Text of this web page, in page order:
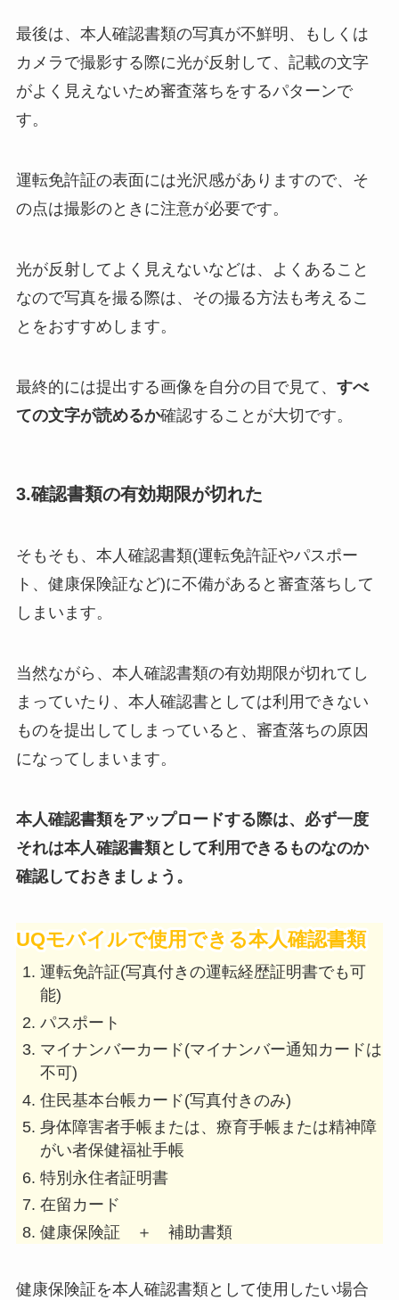
最後は、本人確認書類の写真が不鮮明、もしくは
カメラで撮影する際に光が反射して、記載の文字
がよく見えないため審査落ちをするパターンで
す。
運転免許証の表面には光沢感がありますので、そ
の点は撮影のときに注意が必要です。
光が反射してよく見えないなどは、よくあること
なので写真を撮る際は、その撮る方法も考えるこ
とをおすすめします。
最終的には提出する画像を自分の目で見て、 すべ
ての文字が読めるか確認することが大切です。
3.確認書類の有効期限が切れた
そもそも、本人確認書類(運転免許証やパスポー
ト、健康保険証など)に不備があると審査落ちして
しまいます。
当然ながら、本人確認書類の有効期限が切れてし
まっていたり、本人確認書としては利用できない
ものを提出してしまっていると、審査落ちの原因
になってしまいます。
本人確認書類をアップロードする際は、必ず一度
それは本人確認書類として利用できるものなのか
確認しておきましょう。
UQモバイルで使用できる本人確認書類
運転免許証(写真付きの運転経歴証明書でも可
能)
パスポート
マイナンバーカード(マイナンバー通知カードは
不可)
住民基本台帳カード(写真付きのみ)
身体障害者手帳または、療育手帳または精神障
がい者保健福祉手帳
特別永住者証明書
在留カード
健康保険証 ＋ 補助書類
健康保険証を本人確認書類として使用したい場合